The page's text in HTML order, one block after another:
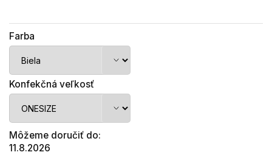
Farba
Konfekčná veľkosť
Môžeme doručiť do:
11.8.2026